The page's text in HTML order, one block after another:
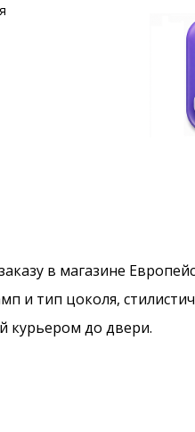
в магазине
и тип цоколя,
курьером до двери.